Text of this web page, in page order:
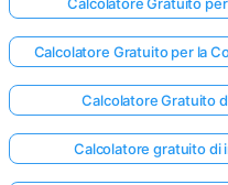
Calcolatore Gratuito per la
Calcolatore Gratuito
Calcolatore gratuito di